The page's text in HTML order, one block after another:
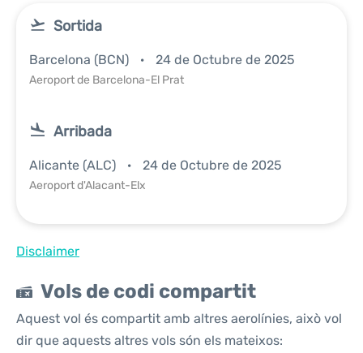
Sortida
Barcelona (BCN) 24 de Octubre de 2025
Aeroport de Barcelona-El Prat
Arribada
Alicante (ALC) 24 de Octubre de 2025
Aeroport d'Alacant-Elx
Disclaimer
Vols de codi compartit
Aquest vol és compartit amb altres aerolínies, això vol
dir que aquests altres vols són els mateixos: